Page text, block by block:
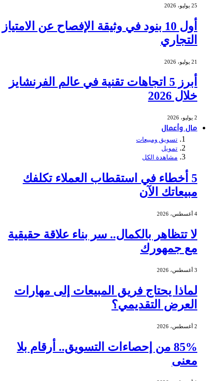
25 يوليو، 2026
أول 10 بنود في وثيقة الإفصاح عن الامتياز
التجاري
21 يوليو، 2026
أبرز 5 اتجاهات تقنية في عالم الفرنشايز
خلال 2026
2 يوليو، 2026
مال وأعمال
تسويق ومبيعات
تمويل
مشاهدة الكل
5 أخطاء في استقطاب العملاء تكلفك
مبيعاتك الآن
4 أغسطس، 2026
لا تتظاهر بالكمال.. سر بناء علاقة حقيقية
مع جمهورك
3 أغسطس، 2026
لماذا يحتاج فريق المبيعات إلى مهارات
العرض التقديمي؟
2 أغسطس، 2026
85% من إحصاءات التسويق.. أرقام بلا
معنى